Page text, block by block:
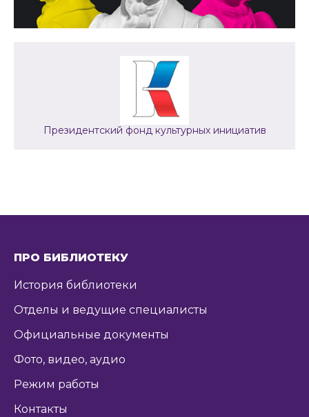
Президентский фонд культурных инициатив
ПРО БИБЛИОТЕКУ
История библиотеки
Отделы и ведущие специалисты
Официальные документы
Фото, видео, аудио
Режим работы
Контакты